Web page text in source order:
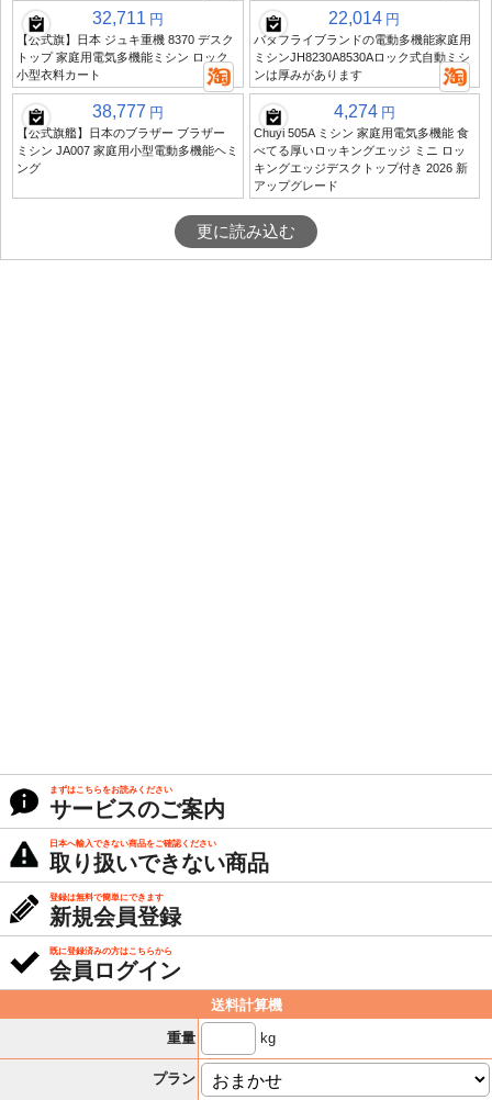
32,711 円
【公式旗】日本 ジュキ重機 8370 デスク
トップ 家庭用電気多機能ミシン ロック
小型衣料カート
22,014 円
バタフライブランドの電動多機能家庭用
ミシンJH8230A8530Aロック式自動ミシ
ンは厚みがあります
38,777 円
【公式旗艦】日本のブラザー ブラザー
ミシン JA007 家庭用小型電動多機能ヘミ
ング
4,274 円
Chuyi 505A ミシン 家庭用電気多機能 食
べてる厚いロッキングエッジ ミニ ロッ
キングエッジデスクトップ付き 2026 新
アップグレード
更に読み込む
まずはこちらをお読みください
サービスのご案内
日本へ輸入できない商品をご確認ください
取り扱いできない商品
登録は無料で簡単にできます
新規会員登録
既に登録済みの方はこちらから
会員ログイン
送料計算機
重量
kg
プラン